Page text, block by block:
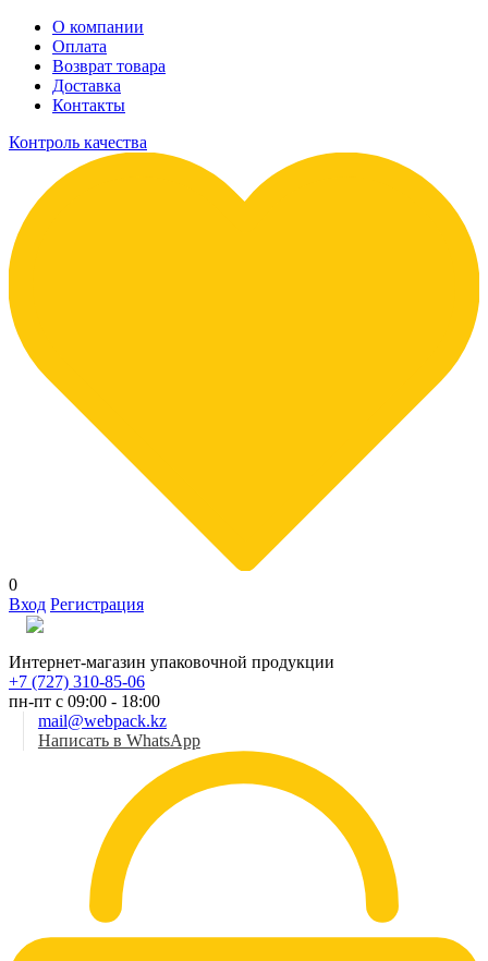
О компании
Оплата
Возврат товара
Доставка
Контакты
Контроль качества
0
Вход Регистрация
Интернет-магазин упаковочной продукции
+7 (727) 310-85-06
пн-пт с 09:00 - 18:00
mail@webpack.kz
Написать в WhatsApp